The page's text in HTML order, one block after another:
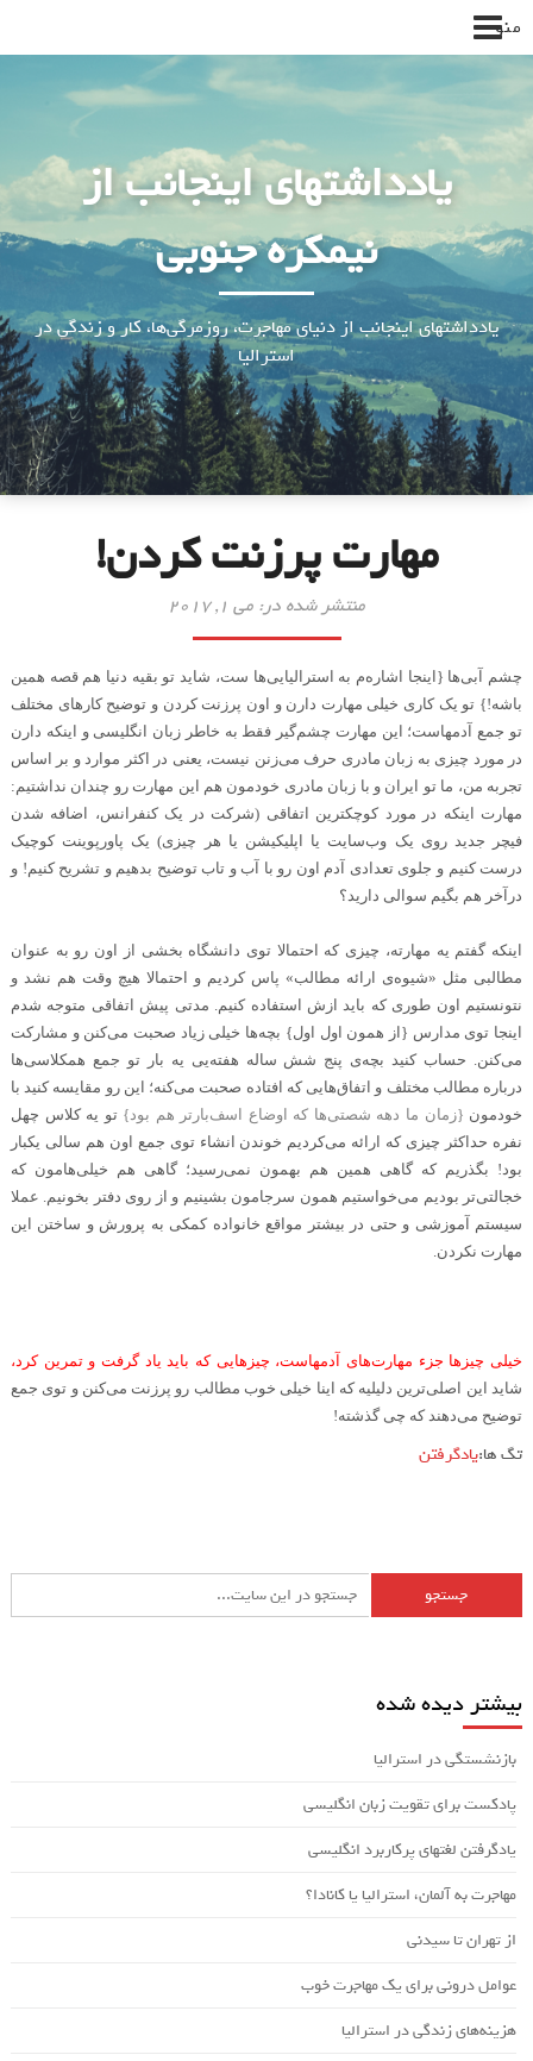
پرش
به
محتوا
منو
یادداشتهای اینجانب از
نیمکره جنوبی
یادداشتهای اینجانب از دنیای مهاجرت، روزمرگی‌ها، کار و زندگی در
استرالیا
مهارت پرزنت کردن!
منتشر شده در: می 1, 2017
چشم آبی‌ها {اینجا اشاره‌م به استرالیایی‌ها ست، شاید تو بقیه دنیا هم قصه همین
باشه!} تو یک کاری خیلی مهارت دارن و اون پرزنت کردن و توضیح کارهای مختلف
تو جمع آدمهاست؛ این مهارت چشم‌گیر فقط به خاطر زبان انگلیسی و اینکه دارن
در مورد چیزی به زبان مادری حرف می‌زنن نیست، یعنی در اکثر موارد و بر اساس
تجربه من، ما تو ایران و با زبان مادری خودمون هم این مهارت رو چندان نداشتیم:
مهارت اینکه در مورد کوچکترین اتفاقی (شرکت در یک کنفرانس، اضافه شدن
فیچر جدید روی یک وب‌سایت یا اپلیکیشن یا هر چیزی) یک پاورپوینت کوچیک
درست کنیم و جلوی تعدادی آدم اون رو با آب و تاب توضیح بدهیم و تشریح کنیم! و
درآخر هم بگیم سوالی دارید؟
اینکه گفتم یه مهارته، چیزی که احتمالا توی دانشگاه بخشی از اون رو به عنوان
مطالبی مثل «شیوه‌ی ارائه مطالب» پاس کردیم و احتمالا هیچ وقت هم نشد و
نتونستیم اون طوری که باید ازش استفاده کنیم. مدتی پیش اتفاقی متوجه شدم
اینجا توی مدارس {از همون اول اول} بچه‌ها خیلی زیاد صحبت می‌کنن و مشارکت
می‌کنن. حساب کنید بچه‌ی پنج شش ساله هفته‌یی یه بار تو جمع همکلاسی‌ها
درباره مطالب مختلف و اتفاق‌هایی که افتاده صحبت می‌کنه؛ این رو مقایسه کنید با
خودمون }زمان ما دهه شصتی‌ها که اوضاع اسف‌بارتر هم بود}تو یه کلاس چهل
نفره حداکثر چیزی که ارائه می‌کردیم خوندن انشاء توی جمع اون هم سالی یکبار
بود! بگذریم که گاهی همین هم بهمون نمی‌رسید؛ گاهی هم خیلی‌هامون که
خجالتی‌تر بودیم می‌خواستیم همون سرجامون بشینیم و از روی دفتر بخونیم. عملا
سیستم آموزشی و حتی در بیشتر مواقع خانواده کمکی به پرورش و ساختن این
مهارت نکردن.
خیلی چیزها جزء مهارت‌های آدمهاست، چیزهایی که باید یاد گرفت و تمرین کرد،
شاید این اصلی‌ترین دلیلیه که اینا خیلی خوب مطالب رو پرزنت می‌کنن و توی جمع
توضیح می‌دهند که چی گذشته!
تگ ها:یادگرفتن
بیشتر دیده شده
بازنشستگی در استرالیا
پادکست برای تقویت زبان انگلیسی
یادگرفتن لغتهای پرکاربرد انگلیسی
مهاجرت به آلمان، استرالیا یا کانادا؟
از تهران تا سیدنی
عوامل درونی برای یک مهاجرت خوب
هزینه‌های زندگی در استرالیا